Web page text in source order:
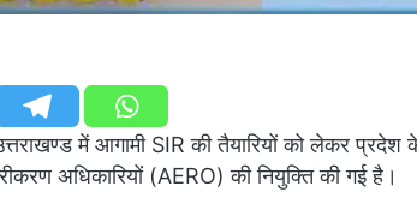
में आगामी SIR की तैयारियों को लेकर प्रदेश
अधिकारियों (AERO) की नियुक्ति की गई है।